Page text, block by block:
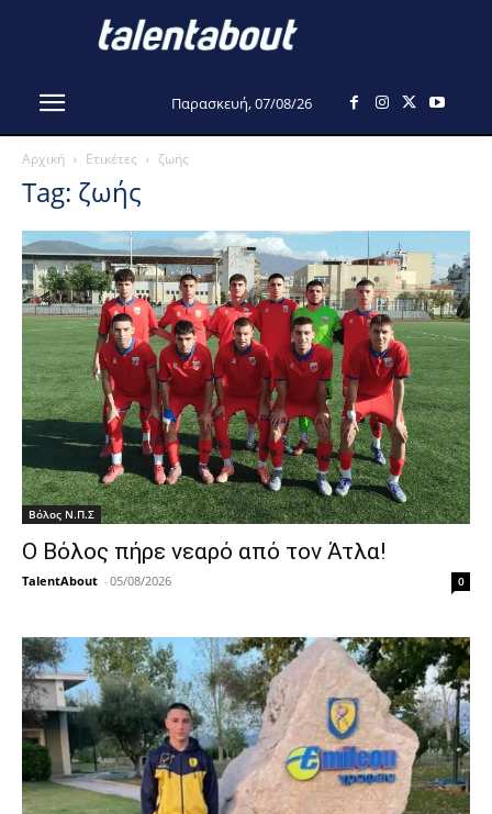
Παρασκευή, 07/08/26
Αρχική Ετικέτες ζωής
Tag: ζωής
Βόλος Ν.Π.Σ
Ο Βόλος πήρε νεαρό από τον Άτλα!
TalentAbout - 05/08/2026 0